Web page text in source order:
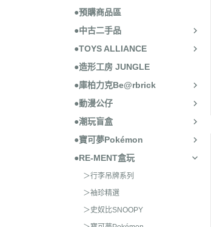
●預購商品區
●中古二手品
●TOYS ALLIANCE
●造形工房 JUNGLE
●庫柏力克Be@rbrick
●動漫公仔
●潮玩盲盒
●寶可夢Pokémon
●RE-MENT盒玩
＞行李吊牌系列
＞袖珍精選
＞史奴比SNOOPY